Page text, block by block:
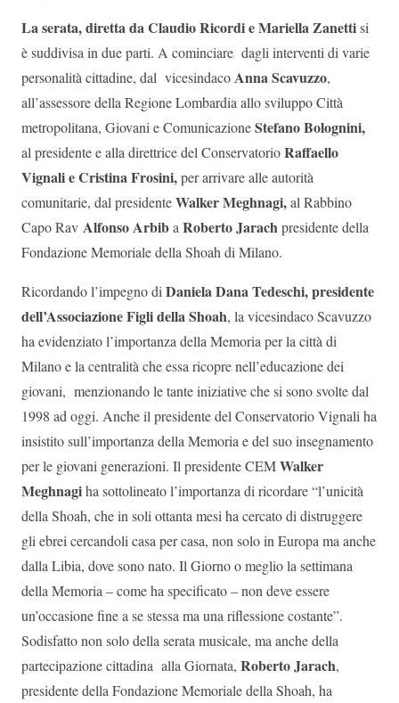
La serata, diretta da Claudio Ricordi e Mariella Zanettisi
è suddivisa in due parti. A cominciare dagli interventi di varie
personalità cittadine, dal vicesindacoAnna Scavuzzo,
all’assessore della Regione Lombardia allo sviluppo Città
metropolitana, Giovani e ComunicazioneStefano Bolognini,
al presidente e alla direttrice del ConservatorioRaffaello
Vignali e Cristina Frosini,per arrivare alle autorità
comunitarie, dal presidenteWalkerMeghnagi,al Rabbino
Capo Rav Alfonso Arbiba RobertoJarachpresidente della
Fondazione Memoriale della Shoah di Milano.
Ricordando l’impegno di Daniela Dana Tedeschi, presidente
dell’Associazione Figli della Shoah, la vicesindaco Scavuzzo
ha evidenziato l’importanza della Memoria per la città di
Milano e la centralità che essa ricopre nell’educazione dei
giovani, menzionando le tante iniziative che si sono svolte dal
1998 ad oggi. Anche il presidente del Conservatorio Vignali ha
insistito sull’importanza della Memoria e del suo insegnamento
per le giovani generazioni. Il presidente CEMWalker
Meghnagiha sottolineato l’importanza di ricordare “l’unicità
della Shoah, che in soli ottanta mesi ha cercato di distruggere
gli ebrei cercandoli casa per casa, non solo in Europa ma anche
dalla Libia, dove sono nato. Il Giorno o meglio la settimana
della Memoria – come ha specificato – non deve essere
un’occasione fine a se stessa ma una riflessione costante”.
Sodisfatto non solo della serata musicale, ma anche della
partecipazione cittadina alla Giornata, Roberto Jarach,
presidente della Fondazione Memoriale della Shoah, ha